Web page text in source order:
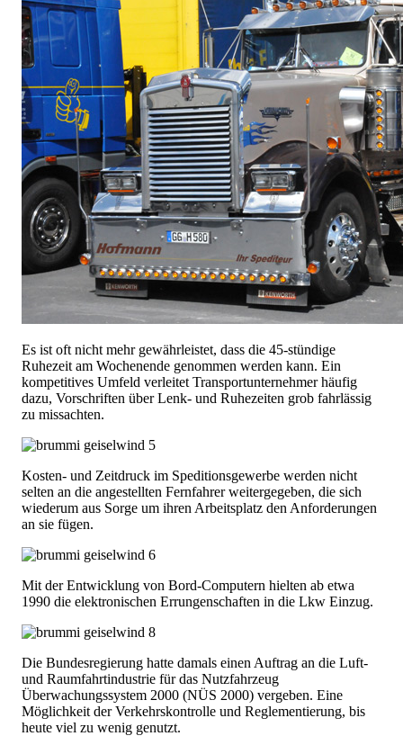
Es ist oft nicht mehr gewährleistet, dass die 45-stündige
Ruhezeit am Wochenende genommen werden kann. Ein
kompetitives Umfeld verleitet Transportunternehmer häufig
dazu, Vorschriften über Lenk- und Ruhezeiten grob fahrlässig
zu missachten.
Kosten- und Zeitdruck im Speditionsgewerbe werden nicht
selten an die angestellten Fernfahrer weitergegeben, die sich
wiederum aus Sorge um ihren Arbeitsplatz den Anforderungen
an sie fügen.
Mit der Entwicklung von Bord-Computern hielten ab etwa
1990 die elektronischen Errungenschaften in die Lkw Einzug.
Die Bundesregierung hatte damals einen Auftrag an die Luft-
und Raumfahrtindustrie für das Nutzfahrzeug
Überwachungssystem 2000 (NÜS 2000) vergeben. Eine
Möglichkeit der Verkehrskontrolle und Reglementierung, bis
heute viel zu wenig genutzt.